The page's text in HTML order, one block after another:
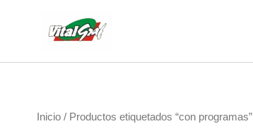
Inicio / Productos etiquetados “con programas”